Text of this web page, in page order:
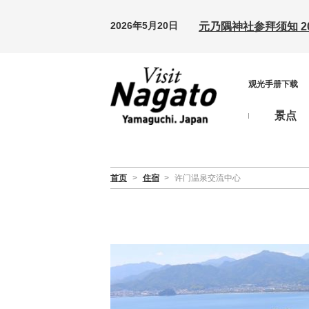
2026年5月20日 元乃隅神社参拜须知
观光手册下载
景点
首页 > 住宿 > 许门温泉交流中心